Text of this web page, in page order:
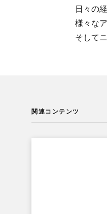
日々の​
様々な​
そして​
関連コンテンツ